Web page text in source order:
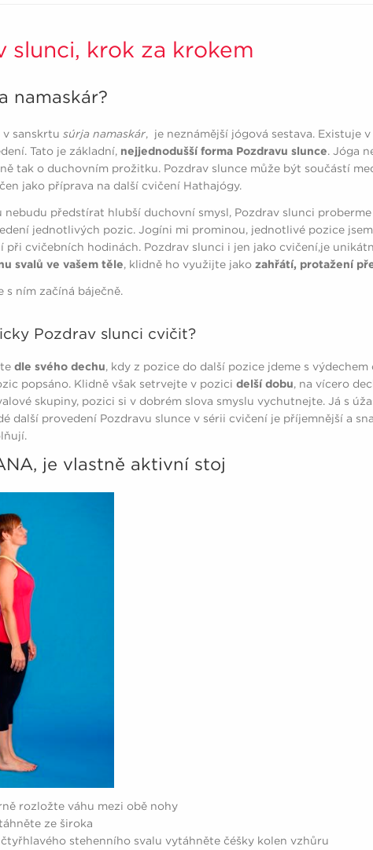
slunci, krok za krokem
namaskár?
v sanskrtu súrja namaskár, je neznámější jógová sestava. Existuje
Tato je základní, nejjednodušší forma Pozdravu slunce. Jóga
tak o duchovním prožitku. Pozdrav slunce může být součástí
jako příprava na další cvičení Hathajógy.
předstírat hlubší duchovní smysl, Pozdrav slunci
jednotlivých pozic. Jogíni mi prominou, jednotlivé pozice
při cvičebních hodinách. Pozdrav slunci i jen jako cvičení,je
svalů ve vašem těle, klidně ho využijte jako zahřátí, protažení
s ním začíná báječně.
Pozdrav slunci cvičit?
dle svého dechu, kdy z pozice do další pozice jdeme s výdechem
popsáno. Klidně však setrvejte v pozici delší dobu, na vícero
skupiny, pozici si v dobrém slova smyslu vychutnejte. Já s
další provedení Pozdravu slunce v sérii cvičení je příjemnější a
je vlastně aktivní stoj
rozložte váhu mezi obě nohy
ze široka
stehenního svalu vytáhněte čéšky kolen vzhůru